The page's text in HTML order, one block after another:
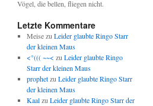
Vögel, die bellen, fliegen nicht.
Letzte Kommentare
Meisezu Leider glaubte Ringo Starr
der kleinen Maus
<°((( ~~< zu Leider glaubte Ringo
Starr der kleinen Maus
prophetzu Leider glaubte Ringo Starr
der kleinen Maus
Kaalzu Leider glaubte Ringo Starr der